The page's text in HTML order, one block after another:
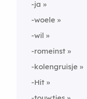
-ja
-woele
-wil
-romeinst
-kolengruisje
-Hit